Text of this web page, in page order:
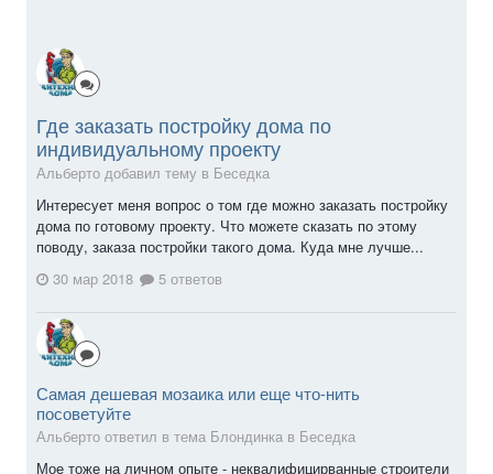
Где заказать постройку дома по
индивидуальному проекту
Альберто добавил тему в Беседка
Интересует меня вопрос о том где можно заказать постройку
дома по готовому проекту. Что можете сказать по этому
поводу, заказа постройки такого дома. Куда мне лучше...
30 мар 2018
5 ответов
Самая дешевая мозаика или еще что-нить
посоветуйте
Альберто ответил в тема Блондинка в Беседка
Мое тоже на личном опыте - неквалифицирванные строители